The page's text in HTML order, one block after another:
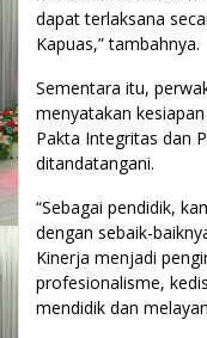
dapat terlaksana
Kapuas,” tambahnya.
Sementara itu,
menyatakan
Pakta Integritas dan
ditandatangani.
“Sebagai pendidik,
dengan sebaik-
Kinerja menjadi
profesionalisme,
mendidik dan